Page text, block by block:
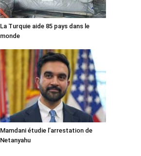
La Turquie aide 85 pays dans le
monde
Mamdani étudie l’arrestation de
Netanyahu